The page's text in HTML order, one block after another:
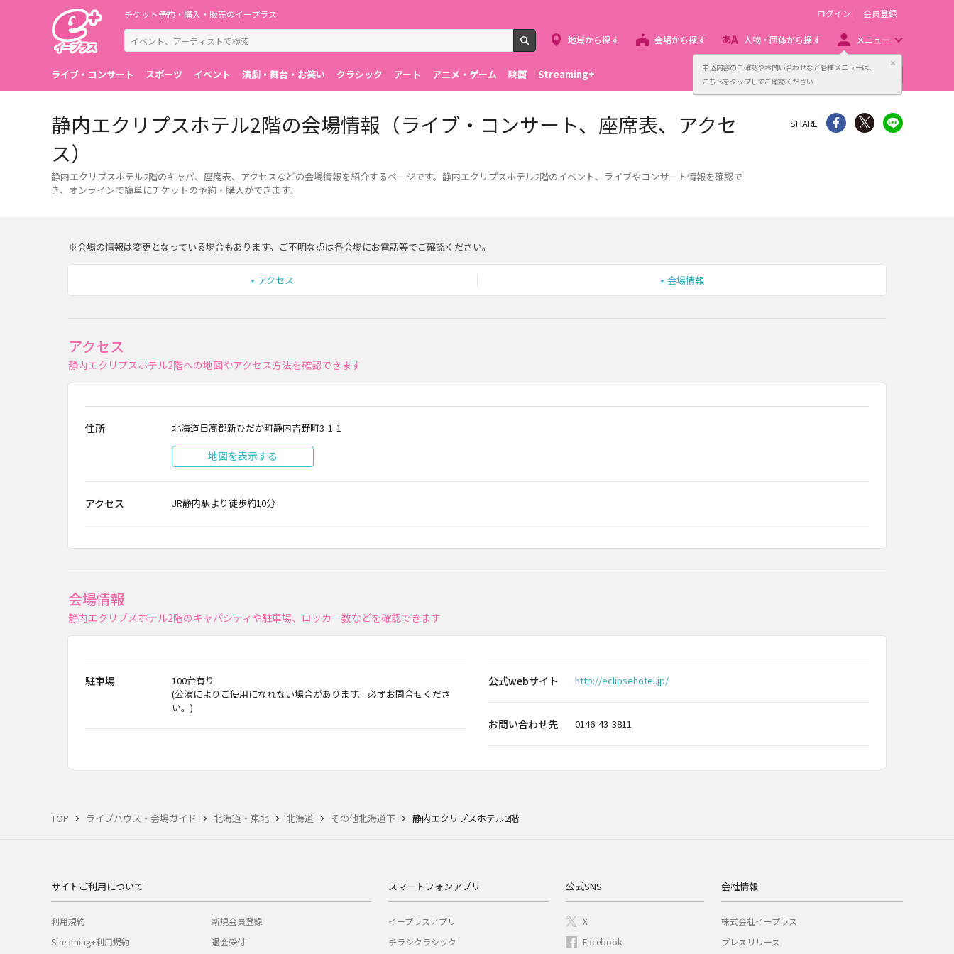
申込内容のご確認やお問い合わせなど各種メニューは、
こちらをタップしてご確認ください
閉じる
チケット予約・購入・販売のイープラス
検索
ログイン 会員登録
地域から探す 会場から探す 人物・団体から探す メニュー
ライブ・コンサート スポーツ イベント 演劇・舞台・お笑い クラシック アート アニメ・ゲーム 映画 Streaming+ 主催者向け販売サービス
TOP ライブハウス・会場ガイド 北海道・東北 北海道 その他北海道下 静内エクリプスホテル2階
静内エクリプスホテル2階の会場情報（ライブ・コンサート、座席表、アクセ
ス）
静内エクリプスホテル2階のキャパ、座席表、アクセスなどの会場情報を紹介するページです。静内エクリプスホテル2階のイベント、ライブやコンサート情報を確認で
き、オンラインで簡単にチケットの予約・購入ができます。
SHARE シェア Twitter
※会場の情報は変更となっている場合もあります。ご不明な点は各会場にお電話等でご確認ください。
アクセス 会場情報
アクセス
静内エクリプスホテル2階への地図やアクセス方法を確認できます
住所 北海道日高郡新ひだか町静内吉野町3-1-1
地図を表示する
アクセス JR静内駅より徒歩約10分
会場情報
静内エクリプスホテル2階のキャパシティや駐車場、ロッカー数などを確認できます
駐車場
100台有り
(公演によりご使用になれない場合があります。必ずお問合せくださ
い。)
公式webサイト http://eclipsehotel.jp/
お問い合わせ先 0146-43-3811
サイトご利用について
利用規約
Streaming+利用規約
新規会員登録
退会受付
スマートフォンアプリ
イープラスアプリ
チラシクラシック
公式SNS
X
Facebook
会社情報
株式会社イープラス
プレスリリース